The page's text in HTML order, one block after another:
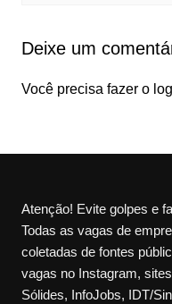
Deixe um
Você precisa fazer o
Atenção! Evite golpes e
Todas as vagas de
coletadas de fontes
vagas no Instagram,
Sólides, InfoJobs, IDT/